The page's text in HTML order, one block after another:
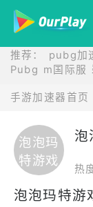
推荐： pubg加
Pubg m国际服
手游加速器首页
泡泡玛
特游戏
泡
热
泡泡玛特游